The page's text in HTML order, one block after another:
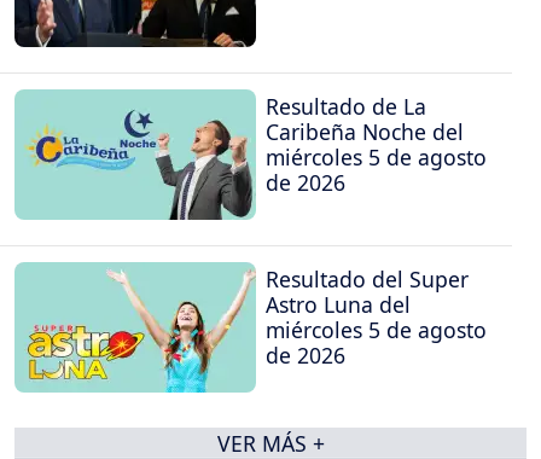
Resultado de La
Caribeña Noche del
miércoles 5 de agosto
de 2026
Resultado del Super
Astro Luna del
miércoles 5 de agosto
de 2026
VER MÁS +